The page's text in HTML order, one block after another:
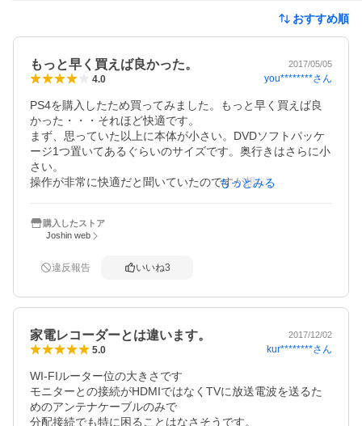
おすすめ順
もっと早く買えば良かった。 2017/05/05
4.0 you********さん
PS4を購入したため買ってみました。もっと早く買えば良
かった・・・それほど快適です。
まず、思っていた以上に本体が小さい。DVDソフトパッケ
ージ1つ置いてあるぐらいのサイズです。奥行きはさらに小
さい。
操作が非常に快適だと聞いていたのですが想像以上でし
です。
PS4上から出来ることは基本全てスマホアプリでも出来ま
外からも予約が本当に簡単にできますし、アプリへの書き
リモートでリアルタイムでやっているテレビ見れますので
パソコンにも専用アプリを入れれば同じようにテレビを見
料でソフトが提供されていました。快適です。
早見再生が1.5倍速から2倍で可変できるのがうれしい。音
もっとみる
購入したストア
Joshin web
違反報告 いいね3
家電レコーダーとは違います。 2017/12/02
5.0 kur********さん
WI-FIルーター位の大きさです
モニターとの接続がHDMIではなくTVに放送電波を送るた
めのアンテナケーブルのみで
分配接続でも特に困ることはなさそうです。